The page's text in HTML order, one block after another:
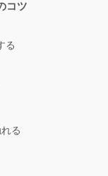
コツ
る
る